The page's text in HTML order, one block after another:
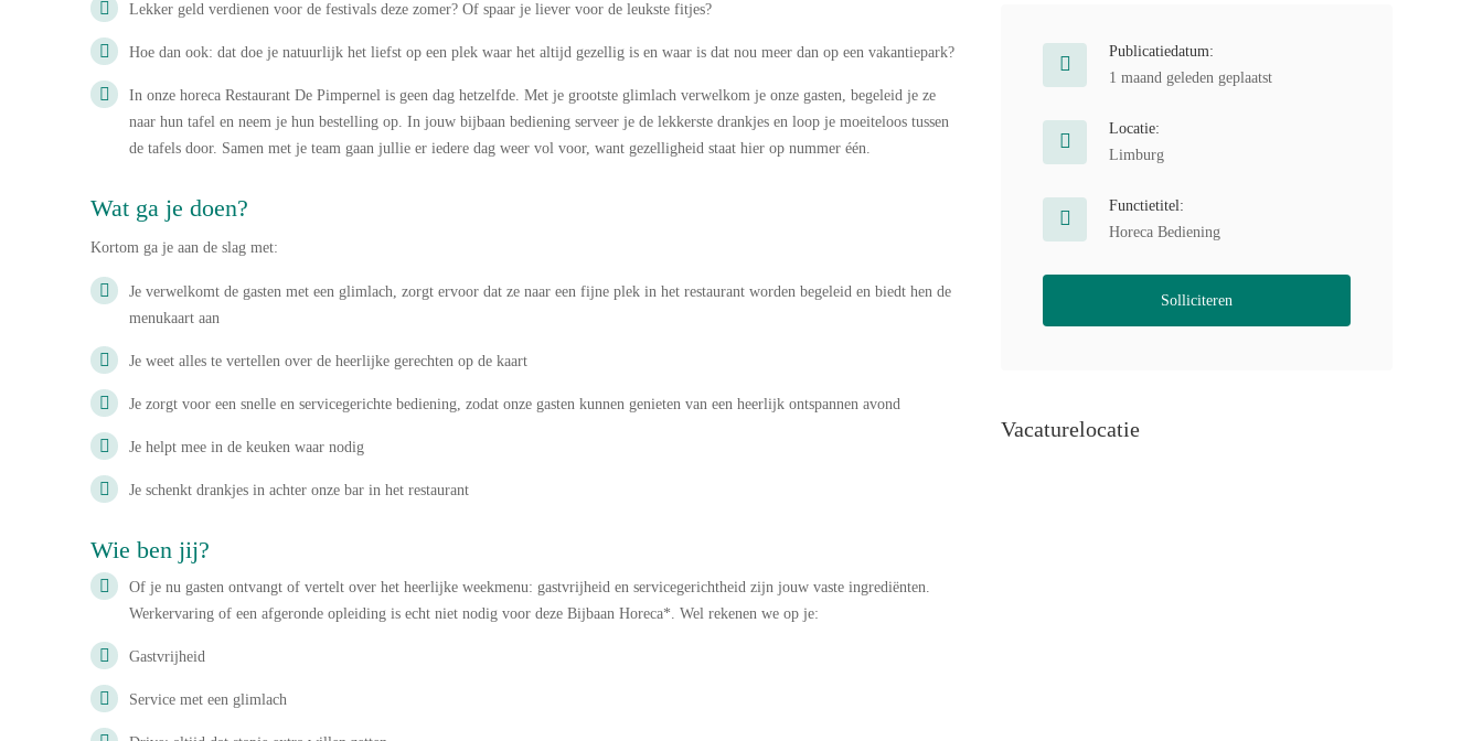
Lekker geld verdienen voor de festivals deze zomer? Of spaar je liever voor de leukste fitjes?
Hoe dan ook: dat doe je natuurlijk het liefst op een plek waar het altijd gezellig is en waar is dat nou meer dan op een vakantiepark?
In onze horeca Restaurant De Pimpernel is geen dag hetzelfde. Met je grootste glimlach verwelkom je onze gasten, begeleid je ze
naar hun tafel en neem je hun bestelling op. In jouw bijbaan bediening serveer je de lekkerste drankjes en loop je moeiteloos tussen
de tafels door. Samen met je team gaan jullie er iedere dag weer vol voor, want gezelligheid staat hier op nummer één.
Wat ga je doen?
Kortom ga je aan de slag met:
Je verwelkomt de gasten met een glimlach, zorgt ervoor dat ze naar een fijne plek in het restaurant worden begeleid en biedt hen de
menukaart aan
Je weet alles te vertellen over de heerlijke gerechten op de kaart
Je zorgt voor een snelle en servicegerichte bediening, zodat onze gasten kunnen genieten van een heerlijk ontspannen avond
Je helpt mee in de keuken waar nodig
Je schenkt drankjes in achter onze bar in het restaurant
Wie ben jij?
Of je nu gasten ontvangt of vertelt over het heerlijke weekmenu: gastvrijheid en servicegerichtheid zijn jouw vaste ingrediënten.
Werkervaring of een afgeronde opleiding is echt niet nodig voor deze Bijbaan Horeca*. Wel rekenen we op je:
Gastvrijheid
Service met een glimlach
Publicatiedatum:
1 maand geleden geplaatst
Locatie:
Limburg
Functietitel:
Horeca Bediening
Solliciteren
Vacaturelocatie